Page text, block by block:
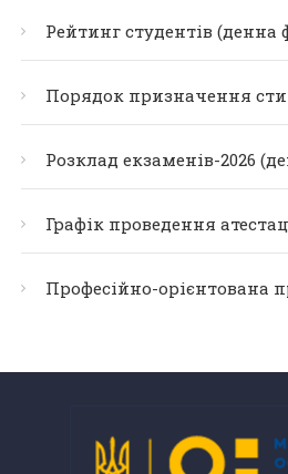
Рейтинг студентів (денна
Порядок призначення
Розклад екзаменів-2026
Графік проведення
Професійно-орієнтована